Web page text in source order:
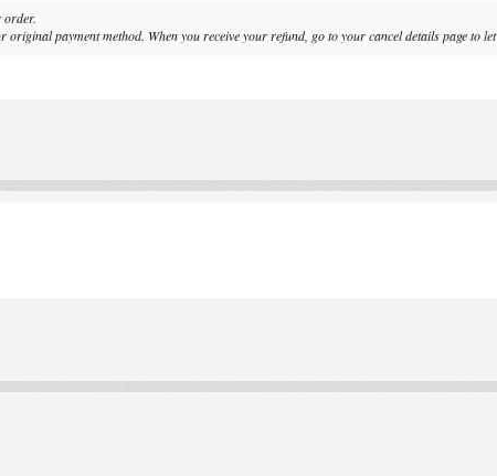
order.
payment method. When you receive your refund, go to your cancel details page to let